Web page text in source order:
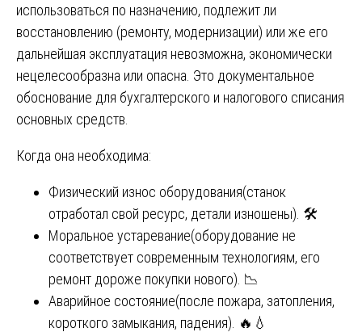
использоваться по назначению, подлежит ли
восстановлению (ремонту, модернизации) или же его
дальнейшая эксплуатация невозможна, экономически
нецелесообразна или опасна. Это документальное
обоснование для бухгалтерского и налогового списания
основных средств.
Когда она необходима:
Физический износ оборудования(станок
отработал свой ресурс, детали изношены). 🛠️
Моральное устаревание(оборудование не
соответствует современным технологиям, его
ремонт дороже покупки нового). 📉
Аварийное состояние(после пожара, затопления,
короткого замыкания, падения). 🔥💧